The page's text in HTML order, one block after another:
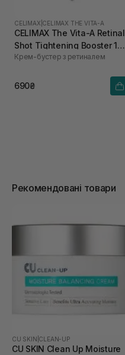
CELIMAX CELIMAX THE VITA-A
CELIMAX The Vita-A Retinal
Shot Tightening Booster 15
мл
Крем-бустер з ретиналем
690₴
Рекомендовані товари
CU SKIN CLEAN-UP
CU SKIN Clean Up Moisture